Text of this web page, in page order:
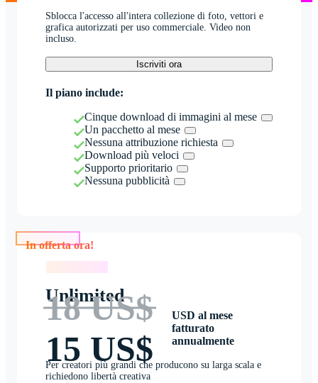
Sblocca l'accesso all'intera collezione di foto, vettori e
grafica autorizzati per uso commerciale. Video non
incluso.
Iscriviti ora
Il piano include:
Cinque download di immagini al mese
Un pacchetto al mese
Nessuna attribuzione richiesta
Download più veloci
Supporto prioritario
Nessuna pubblicità
Unlimited
18 US$
15 US$
USD al mese
fatturato
annualmente
Per creatori più grandi che producono su larga scala e
richiedono libertà creativa